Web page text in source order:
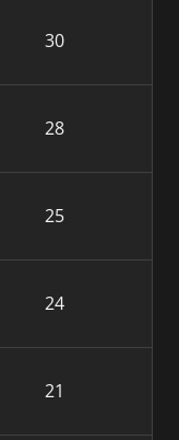
30
28
25
24
21